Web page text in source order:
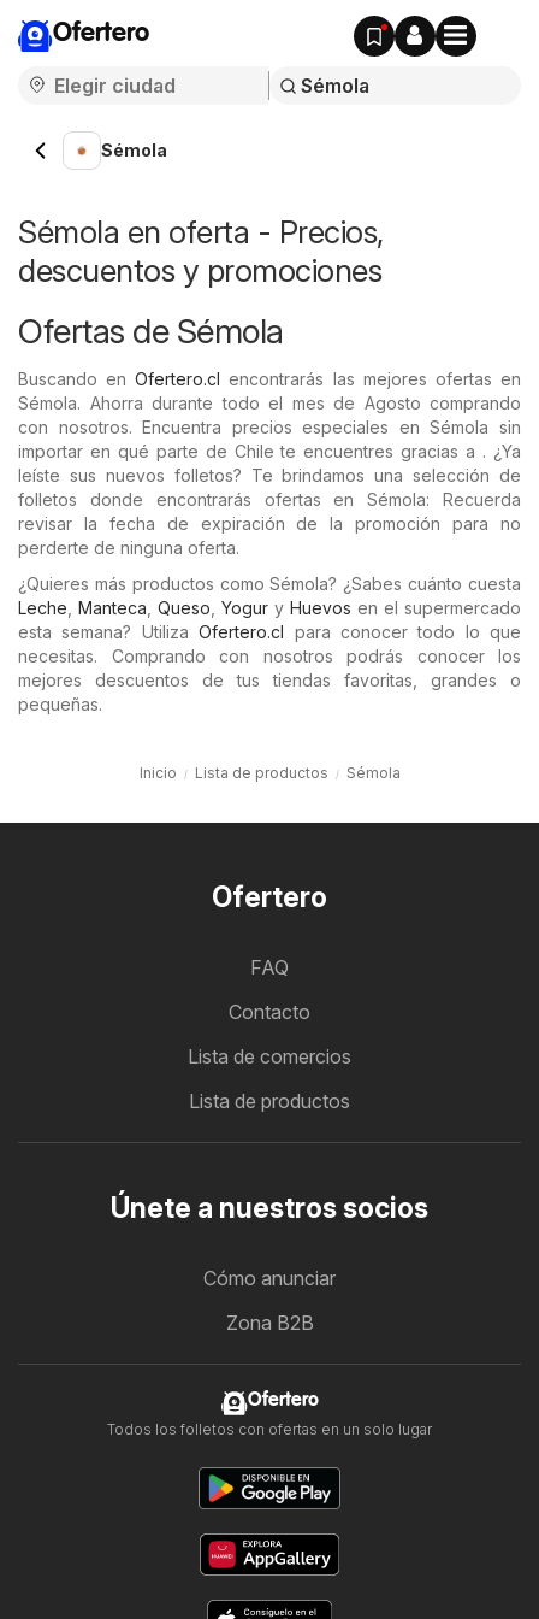
Ofertero
Sémola
Sémola en oferta - Precios,
descuentos y promociones
Ofertas de Sémola
Buscando enOfertero.cl encontrarás las mejores ofertas en
Sémola. Ahorra durante todo el mes de Agosto comprando
con nosotros. Encuentra precios especiales en Sémola sin
importar en qué parte de Chile te encuentres gracias a . ¿Ya
leíste sus nuevos folletos? Te brindamos una selección de
folletos donde encontrarás ofertas en Sémola: Recuerda
revisar la fecha de expiración de la promoción para no
perderte de ninguna oferta.
¿Quieres más productos como Sémola? ¿Sabes cuánto cuesta
Leche Manteca Queso Yogur y Huevos en el supermercado
esta semana? UtilizaOfertero.cl para conocer todo lo que
necesitas. Comprando con nosotros podrás conocer los
mejores descuentos de tus tiendas favoritas, grandes o
pequeñas.
Inicio Lista de productos Sémola
Ofertero
FAQ
Contacto
Lista de comercios
Lista de productos
Únete a nuestros socios
Cómo anunciar
Zona B2B
Ofertero
Todos los folletos con ofertas en un solo lugar